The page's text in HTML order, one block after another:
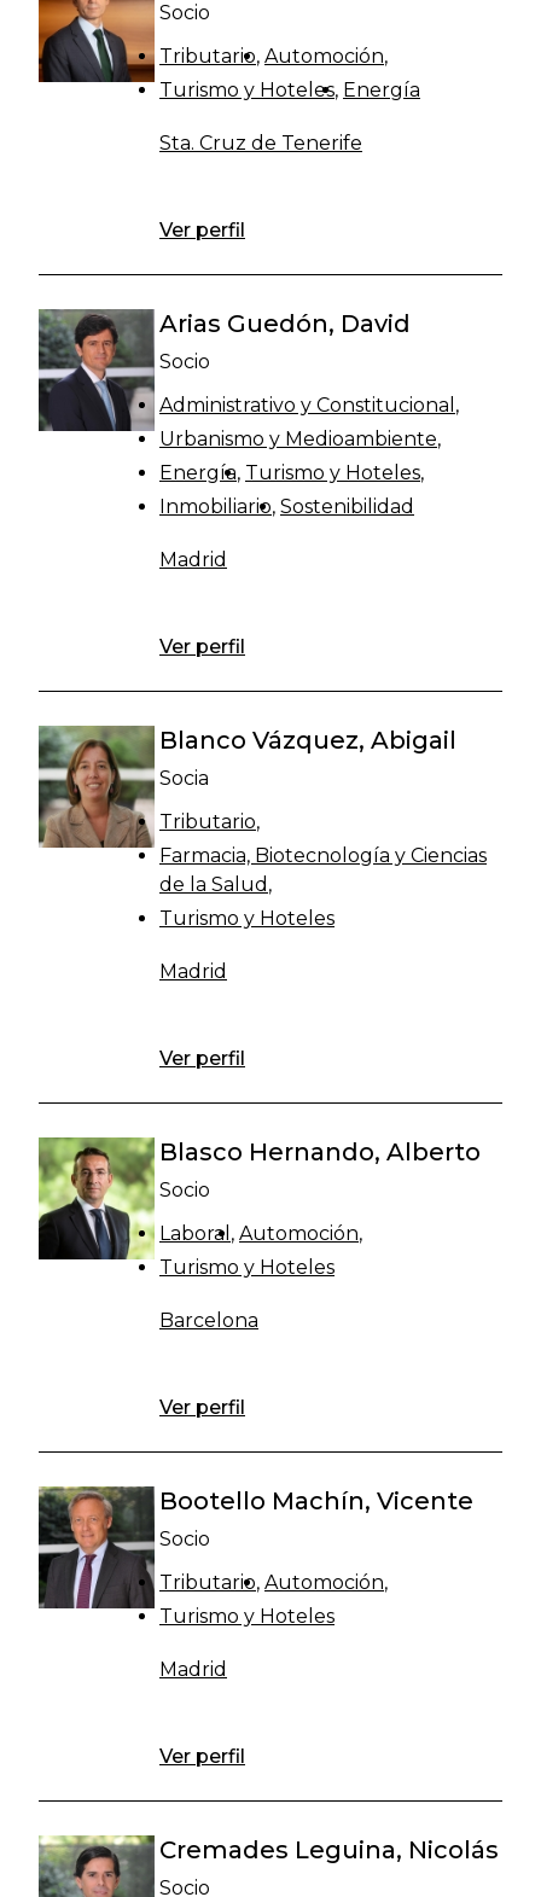
Socio
Tributario Automoción
Turismo y Hoteles Energía
Sta. Cruz de Tenerife
Ver perfil
Arias Guedón, David
Socio
Administrativo y Constitucional
Urbanismo y Medioambiente
Energía Turismo y Hoteles
Inmobiliario Sostenibilidad
Madrid
Ver perfil
Blanco Vázquez, Abigail
Socia
Tributario
Farmacia, Biotecnología y Ciencias
de la Salud
Turismo y Hoteles
Madrid
Ver perfil
Blasco Hernando, Alberto
Socio
Laboral
Automoción
Turismo y Hoteles
Barcelona
Ver perfil
Bootello Machín, Vicente
Socio
Tributario Automoción
Turismo y Hoteles
Madrid
Ver perfil
Cremades Leguina, Nicolás
Socio